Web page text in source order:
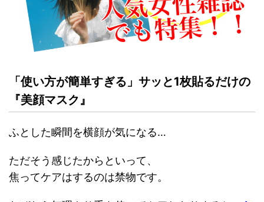
「使い方が簡単すぎる」サッと1枚貼るだけの
『美顔マスク』
ふとした瞬間を横顔が気になる…
ただそう感じたからといって、
焦ってケアはするのは禁物です。